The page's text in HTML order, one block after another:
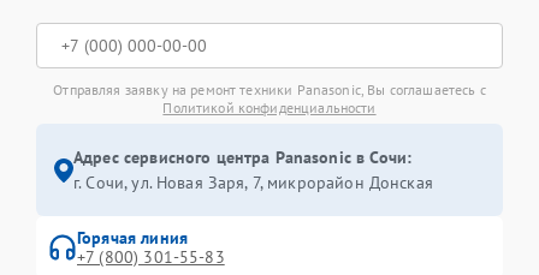
Отправляя заявку на ремонт техники Panasonic, Вы соглашаетесь с
Политикой конфиденциальности
Адрес сервисного центра Panasonic в Сочи:
г. Сочи, ул. Новая Заря, 7, микрорайон Донская
Горячая линия
+7 (800) 301-55-83